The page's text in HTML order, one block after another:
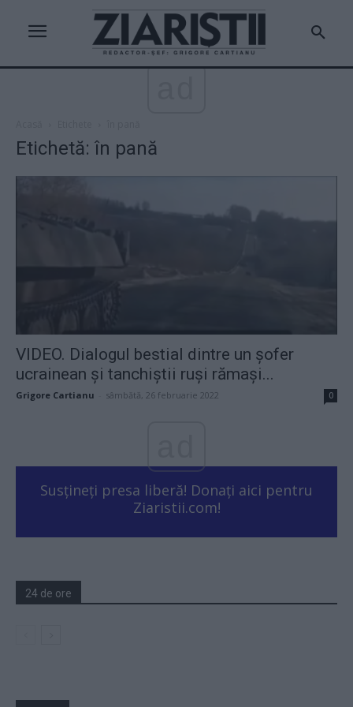
Etichetă: în pană
VIDEO. Dialogul bestial dintre un șofer
ucrainean și tanchiștii ruși rămași...
Grigore Cartianu sâmbătă, 26 februarie 2022 0
Susțineți presa liberă! Donați aici pentru
Ziaristii.com!
24 de ore